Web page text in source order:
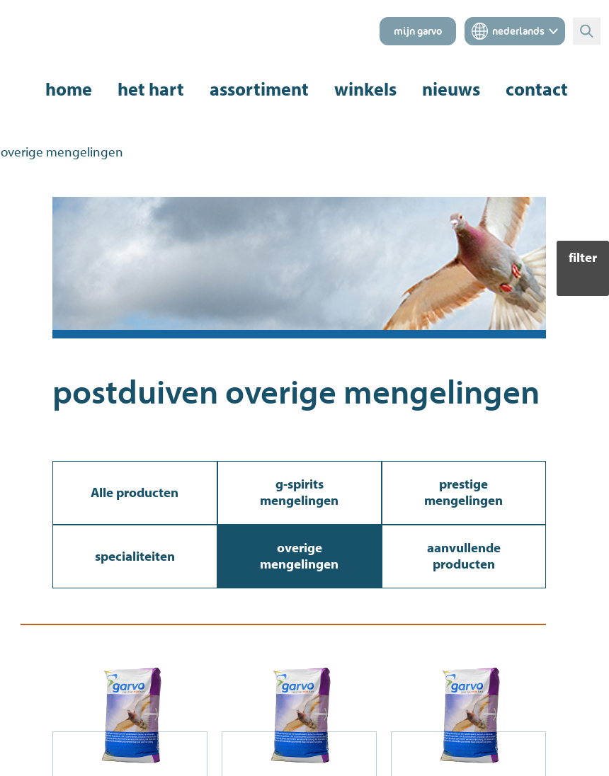
mijn garvo nederlands
home het hart assortiment winkels nieuws contact
overige mengelingen
Assortiment
postduiven overige mengelingen
Alle producten
g-spirits
mengelingen
prestige
mengelingen
specialiteiten
overige
mengelingen
aanvullende
producten